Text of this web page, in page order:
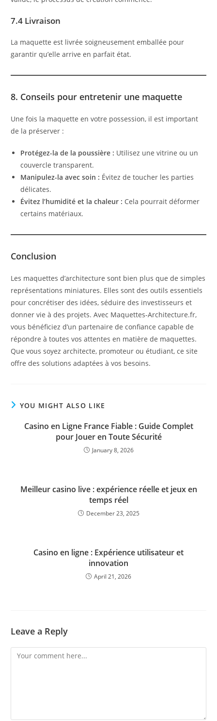
7.4 Livraison
La maquette est livrée soigneusement emballée pour
garantir qu’elle arrive en parfait état.
8. Conseils pour entretenir une maquette
Une fois la maquette en votre possession, il est important
de la préserver :
Protégez-la de la poussière : Utilisez une vitrine ou un
couvercle transparent.
Manipulez-la avec soin : Évitez de toucher les parties
délicates.
Évitez l’humidité et la chaleur : Cela pourrait déformer
certains matériaux.
Conclusion
Les maquettes d’architecture sont bien plus que de simples
représentations miniatures. Elles sont des outils essentiels
pour concrétiser des idées, séduire des investisseurs et
donner vie à des projets. Avec Maquettes-Architecture.fr,
vous bénéficiez d’un partenaire de confiance capable de
répondre à toutes vos attentes en matière de maquettes.
Que vous soyez architecte, promoteur ou étudiant, ce site
offre des solutions adaptées à vos besoins.
YOU MIGHT ALSO LIKE
Casino en Ligne France Fiable : Guide Complet
pour Jouer en Toute Sécurité
January 8, 2026
Meilleur casino live : expérience réelle et jeux en
temps réel
December 23, 2025
Casino en ligne : Expérience utilisateur et
innovation
April 21, 2026
Leave a Reply
Comment